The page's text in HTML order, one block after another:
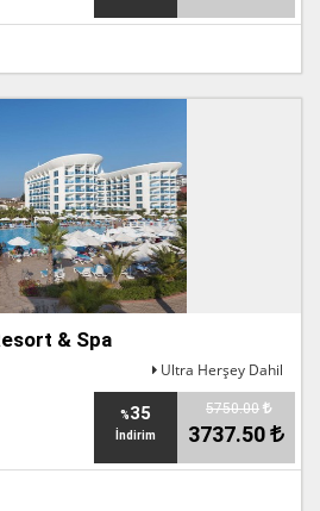
& Spa
Ultra Herşey Dahil
%35
İndirim
5750.00
3737.50